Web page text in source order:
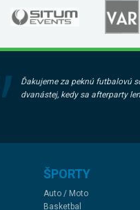
Ďakujeme za peknú futbalovú
dvanástej, kedy sa afterparty
ŠPORTY
Auto / Moto
Basketbal